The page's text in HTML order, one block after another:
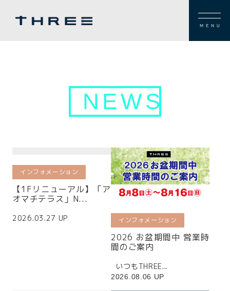
MENU
NEWS
インフォメーション
【1Fリニューアル】「ア
オマチテラス」N...
2026.03.27 UP インフォメーション
2026 お盆期間中 営業時
間のご案内
いつもTHREE...
2026.08.06 UP